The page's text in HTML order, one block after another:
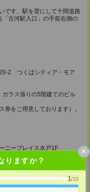
りますか？
1/10
×
です。駅を背にして十間道路
古河駅入口」の手前右側の
2 つくばシティア・モア
ラス張りの5階建てのビル
券をご用意しております）。
ープレイス水戸1F